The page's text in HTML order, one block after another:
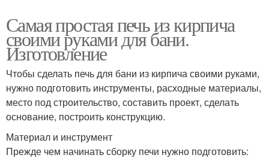
Самая простая печь из кирпича
своими руками для бани.
Изготовление
Чтобы сделать печь для бани из кирпича своими руками,
нужно подготовить инструменты, расходные материалы,
место под строительство, составить проект, сделать
основание, построить конструкцию.
Материал и инструмент
Прежде чем начинать сборку печи нужно подготовить: